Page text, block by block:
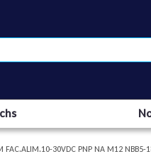
FAC.ALIM.10-30VDC PNP NA M12 NBB5-